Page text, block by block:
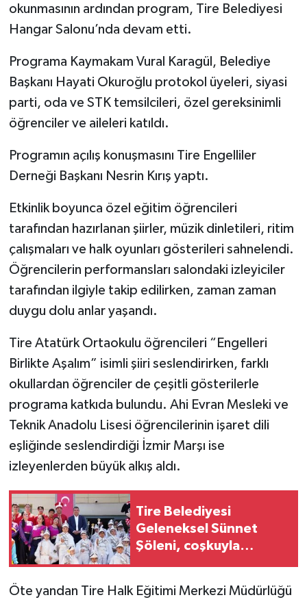
okunmasının ardından program, Tire Belediyesi
Hangar Salonu’nda devam etti.
Programa Kaymakam Vural Karagül, Belediye
Başkanı Hayati Okuroğlu protokol üyeleri, siyasi
parti, oda ve STK temsilcileri, özel gereksinimli
öğrenciler ve aileleri katıldı.
Programın açılış konuşmasını Tire Engelliler
Derneği Başkanı Nesrin Kırış yaptı.
Etkinlik boyunca özel eğitim öğrencileri
tarafından hazırlanan şiirler, müzik dinletileri, ritim
çalışmaları ve halk oyunları gösterileri sahnelendi.
Öğrencilerin performansları salondaki izleyiciler
tarafından ilgiyle takip edilirken, zaman zaman
duygu dolu anlar yaşandı.
Tire Atatürk Ortaokulu öğrencileri “Engelleri
Birlikte Aşalım” isimli şiiri seslendirirken, farklı
okullardan öğrenciler de çeşitli gösterilerle
programa katkıda bulundu. Ahi Evran Mesleki ve
Teknik Anadolu Lisesi öğrencilerinin işaret dili
eşliğinde seslendirdiği İzmir Marşı ise
izleyenlerden büyük alkış aldı.
Tire Belediyesi
Geleneksel Sünnet
Şöleni, coşkuyla
Öte yandan Tire Halk Eğitimi Merkezi Müdürlüğü